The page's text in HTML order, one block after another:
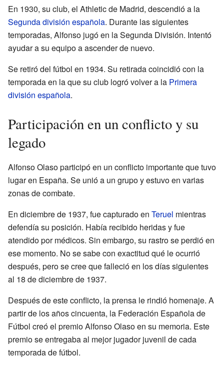
En 1930, su club, el Athletic de Madrid, descendió a la
Segunda división española. Durante las siguientes
temporadas, Alfonso jugó en la Segunda División. Intentó
ayudar a su equipo a ascender de nuevo.
Se retiró del fútbol en 1934. Su retirada coincidió con la
temporada en la que su club logró volver a la Primera
división española.
Participación en un conflicto y su
legado
Alfonso Olaso participó en un conflicto importante que tuvo
lugar en España. Se unió a un grupo y estuvo en varias
zonas de combate.
En diciembre de 1937, fue capturado en Teruel mientras
defendía su posición. Había recibido heridas y fue
atendido por médicos. Sin embargo, su rastro se perdió en
ese momento. No se sabe con exactitud qué le ocurrió
después, pero se cree que falleció en los días siguientes
al 18 de diciembre de 1937.
Después de este conflicto, la prensa le rindió homenaje. A
partir de los años cincuenta, la Federación Española de
Fútbol creó el premio Alfonso Olaso en su memoria. Este
premio se entregaba al mejor jugador juvenil de cada
temporada de fútbol.